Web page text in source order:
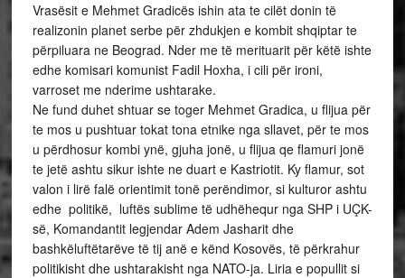
Vrasësit e Mehmet Gradicës ishin ata te cilët donin të
realizonin planet serbe për zhdukjen e kombit shqiptar te
përpiluara ne Beograd. Nder me të merituarit për këtë ishte
edhe komisari komunist Fadil Hoxha, i cili për ironi,
varroset me nderime ushtarake.
Ne fund duhet shtuar se toger Mehmet Gradica, u flijua për
te mos u pushtuar tokat tona etnike nga sllavet, për te mos
u përdhosur kombi ynë, gjuha jonë, u flijua qe flamuri jonë
te jetë ashtu sikur ishte ne duart e Kastriotit. Ky flamur, sot
valon i lirë falë orientimit tonë perëndimor, si kulturor ashtu
edhe politikë, luftës sublime të udhëhequr nga SHP i UÇK-
së, Komandantit legjendar Adem Jasharit dhe
bashkëluftëtarëve të tij anë e kënd Kosovës, të përkrahur
politikisht dhe ushtarakisht nga NATO-ja. Liria e popullit si